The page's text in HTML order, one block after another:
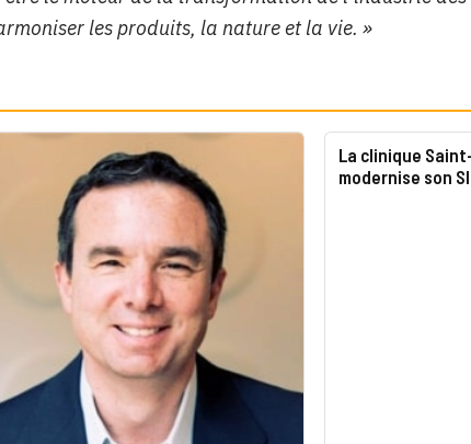
les produits, la nature et la vie. »
La clinique
modernise son